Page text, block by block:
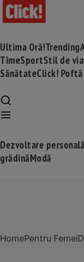
Ultima Oră!Trending
TimeSportStil de
SănătateClick! Poftă
Dezvoltare
grădinăModă
HomePentru Femei